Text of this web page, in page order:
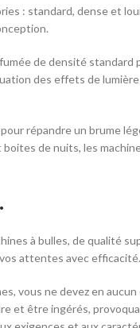
: standard, dense et
de densité standard
des effets de
répandre un brume
de nuits, les
à bulles, de qualité
attentes avec efficacité.
vous ne devez en
et être ingérés,